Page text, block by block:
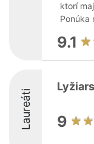
ktorí
Ponúka
9.1
Laureáti 9